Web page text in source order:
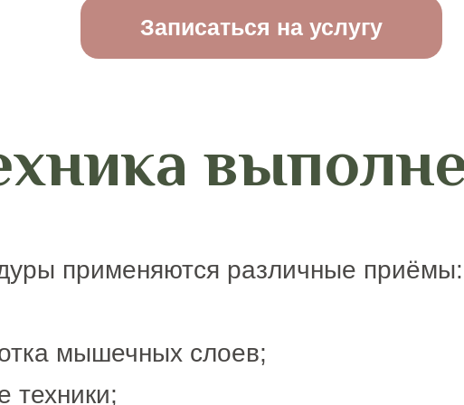
Записаться на услугу
применяются различные приёмы:
мышечных слоев;
техники;